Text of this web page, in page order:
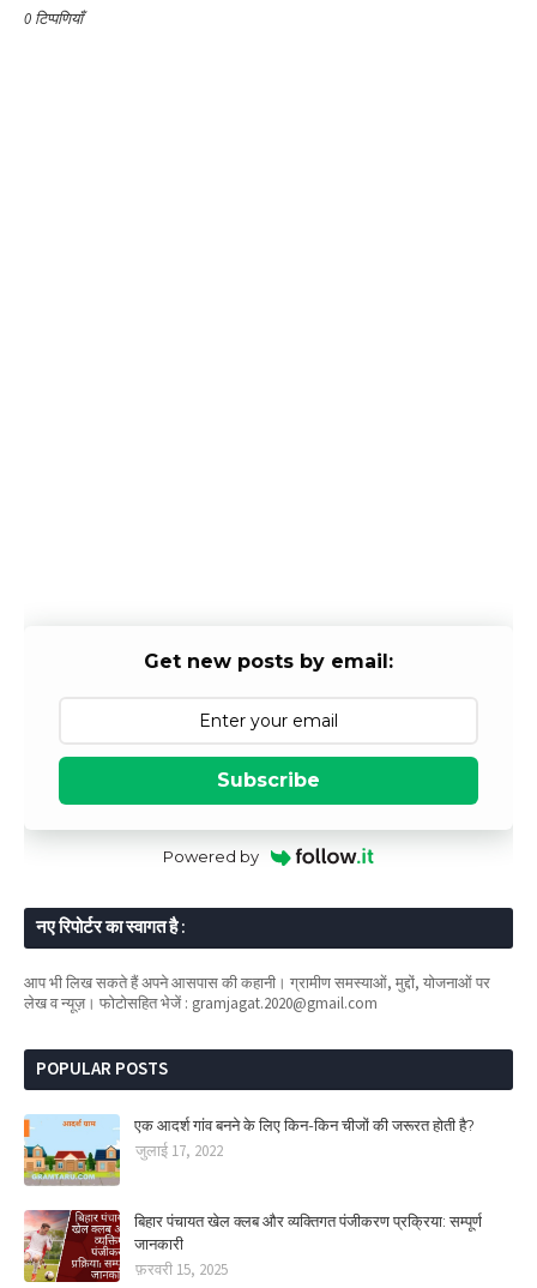
0 टिप्पणियाँ
Get new posts by email:
Subscribe
Powered by
नए रिपोर्टर का स्वागत है :
आप भी लिख सकते हैं अपने आसपास की कहानी। ग्रामीण समस्याओं, मुद्दों, योजनाओं पर
लेख व न्यूज़। फोटोसहित भेजें : gramjagat.2020@gmail.com
POPULAR POSTS
एक आदर्श गांव बनने के लिए किन-किन चीजों की जरूरत होती है?
जुलाई 17, 2022
बिहार पंचायत खेल क्लब और व्यक्तिगत पंजीकरण प्रक्रिया: सम्पूर्ण
जानकारी
फ़रवरी 15, 2025